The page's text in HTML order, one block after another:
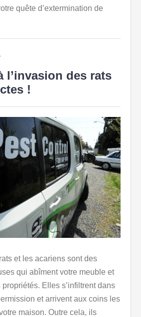
quête d’extermination de
l’invasion des rats
!
et les acariens sont des
qui abîment votre meuble et
Elles s’infiltrent dans
et arrivent aux coins les
maison. Outre cela, ils